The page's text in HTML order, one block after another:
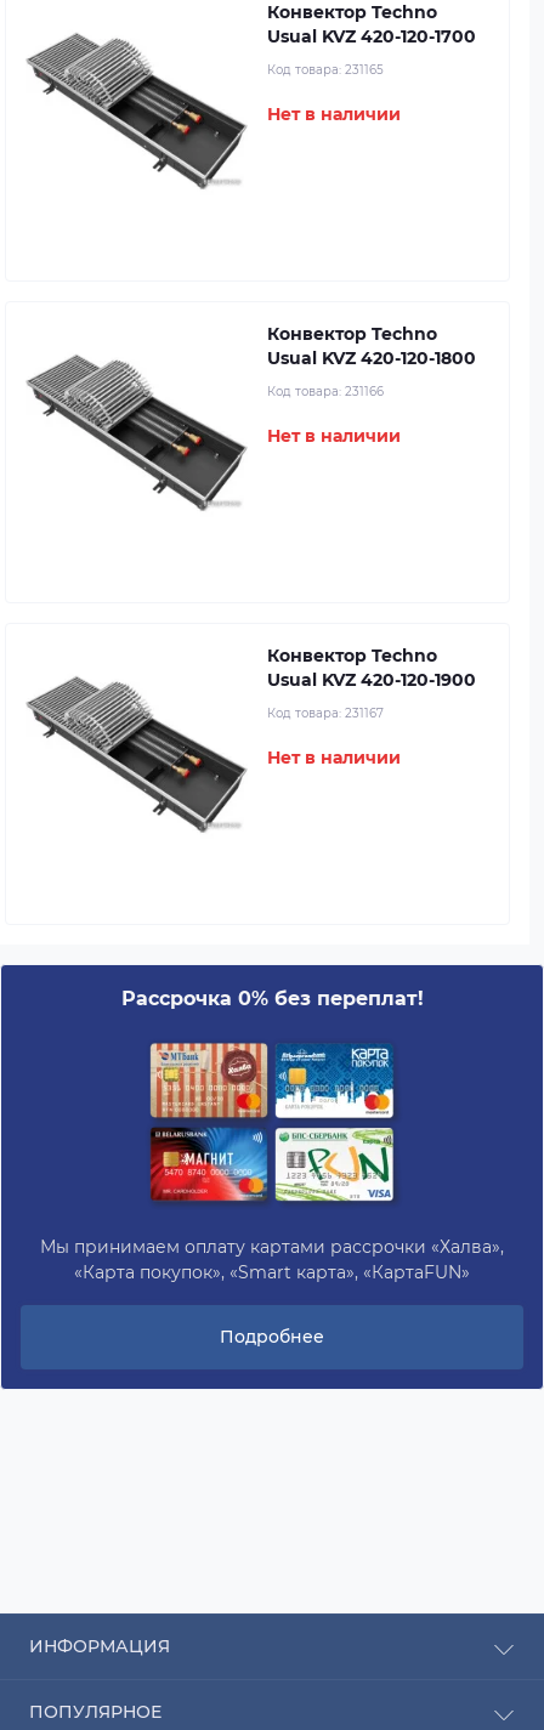
Конвектор Techno
Usual KVZ 420-120-1700
Код товара: 231165
Нет в наличии
Конвектор Techno
Usual KVZ 420-120-1800
Код товара: 231166
Нет в наличии
Конвектор Techno
Usual KVZ 420-120-1900
Код товара: 231167
Нет в наличии
Рассрочка 0% без переплат!
Мы принимаем оплату картами рассрочки «Халва»,
«Карта покупок», «Smart карта», «КартаFUN»
Подробнее
ИНФОРМАЦИЯ
Оплата
ПОПУЛЯРНОЕ